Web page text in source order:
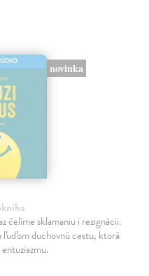
novinka
čelíme sklamaniu i rezignácii.
ľuďom duchovnú cestu, ktorá